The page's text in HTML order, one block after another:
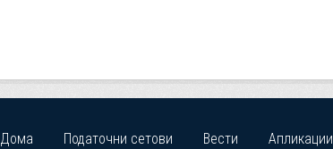
Дома Податочни сетови Вести Апликации